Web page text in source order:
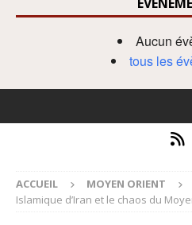
Aucun
tous les
ACCUEIL MOYEN ORIENT
Islamique d’Iran et le chaos du